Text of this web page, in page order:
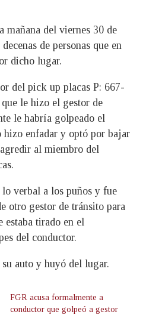
mañana del viernes 30 de
de personas que en
dicho lugar.
del pick up placas P: 667-
le hizo el gestor de
le habría golpeado el
hizo enfadar y optó por bajar
al miembro del
lo verbal a los puños y fue
otro gestor de tránsito para
estaba tirado en el
del conductor.
auto y huyó del lugar.
FGR acusa formalmente a
conductor que golpeó a gestor